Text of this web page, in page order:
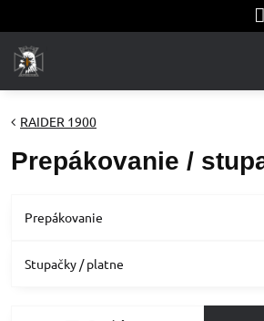
RAIDER 1900
Prepákovanie /
Prepákovanie
Stupačky / platne